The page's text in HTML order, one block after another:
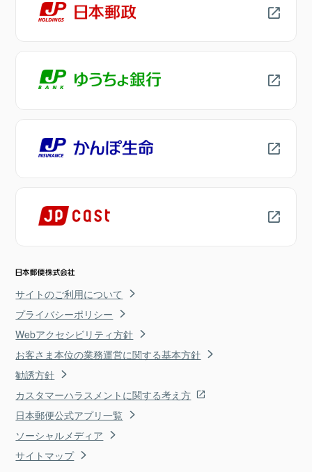
サイトのご利用について
プライバシーポリシー
Webアクセシビリティ方針
お客さま本位の業務運営に関する基本方針
勧誘方針
カスタマーハラスメントに関する考え方
日本郵便公式アプリ一覧
ソーシャルメディア
サイトマップ